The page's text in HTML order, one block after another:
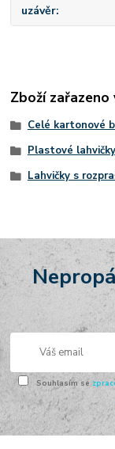
uzávěr
Zboží
Celé kartonové
Plastové
Lahvičky s
Souhlasím se